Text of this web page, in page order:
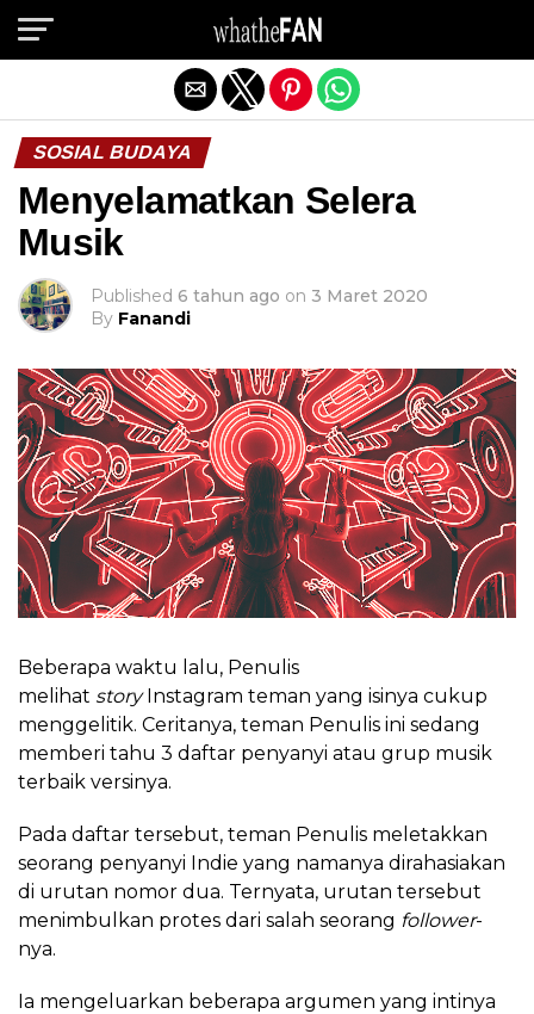
SOSIAL BUDAYA
Menyelamatkan Selera
Musik
Published 6 tahun ago on 3 Maret 2020
By Fanandi
Beberapa waktu lalu, Penulis
melihat storyInstagram teman yang isinya cukup
menggelitik. Ceritanya, teman Penulis ini sedang
memberi tahu 3 daftar penyanyi atau grup musik
terbaik versinya.
Pada daftar tersebut, teman Penulis meletakkan
seorang penyanyi Indie yang namanya dirahasiakan
di urutan nomor dua. Ternyata, urutan tersebut
menimbulkan protes dari salah seorang follower-
nya.
Ia mengeluarkan beberapa argumen yang intinya
Exit mobile version